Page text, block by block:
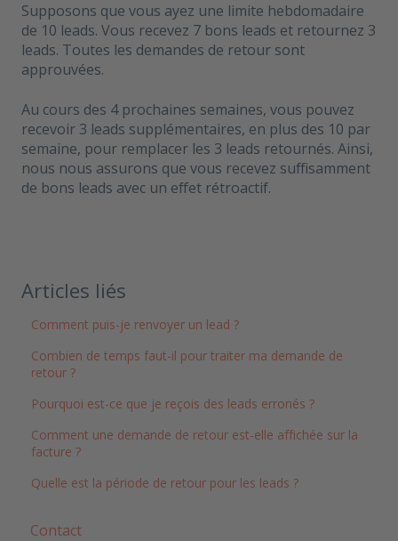
Supposons que vous ayez une limite hebdomadaire
de 10 leads. Vous recevez 7 bons leads et retournez 3
leads. Toutes les demandes de retour sont
approuvées.
Au cours des 4 prochaines semaines, vous pouvez
recevoir 3 leads supplémentaires, en plus des 10 par
semaine, pour remplacer les 3 leads retournés. Ainsi,
nous nous assurons que vous recevez suffisamment
de bons leads avec un effet rétroactif.
Articles liés
Comment puis-je renvoyer un lead ?
Combien de temps faut-il pour traiter ma demande de
retour ?
Pourquoi est-ce que je reçois des leads erronés ?
Comment une demande de retour est-elle affichée sur la
facture ?
Quelle est la période de retour pour les leads ?
Contact